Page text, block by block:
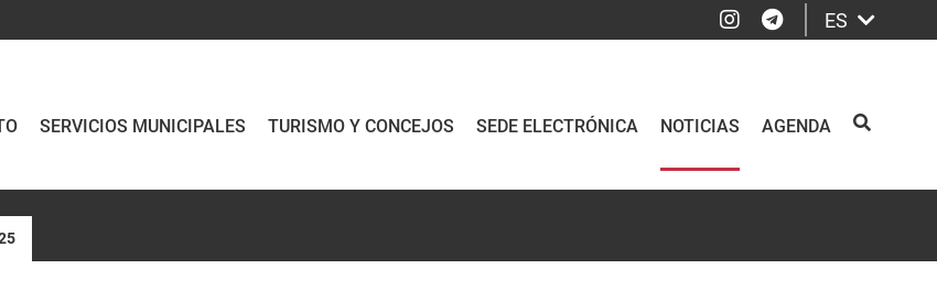
Instagram
Telegram
ES
SERVICIOS MUNICIPALES TURISMO Y CONCEJOS SEDE ELECTRÓNICA NOTICIAS AGENDA BUSCAR